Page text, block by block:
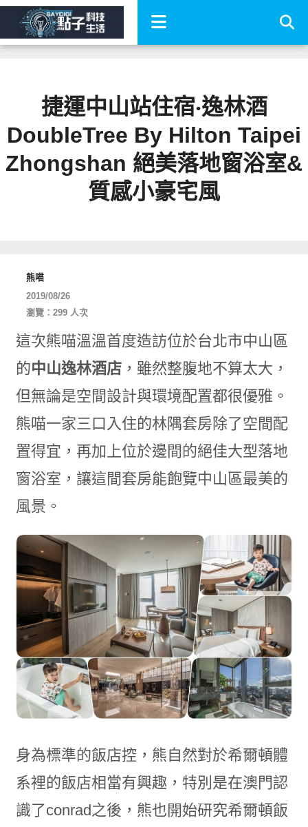
捷運中山站住宿‧逸林酒
DoubleTree By Hilton Taipei
Zhongshan 絕美落地窗浴室&
質感小豪宅風
熊喵
2019/08/26
瀏覽：299 人次
這次熊喵溫溫首度造訪位於台北市中山區
的中山逸林酒店，雖然整腹地不算太大，
但無論是空間設計與環境配置都很優雅。
熊喵一家三口入住的林隅套房除了空間配
置得宜，再加上位於邊間的絕佳大型落地
窗浴室，讓這間套房能飽覽中山區最美的
風景。
身為標準的飯店控，熊自然對於希爾頓體
系裡的飯店相當有興趣，特別是在澳門認
識了conrad之後，熊也開始研究希爾頓飯